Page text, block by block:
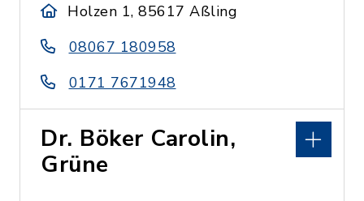
Holzen 1, 85617 Aßling
08067 180958
0171 7671948
Dr. Böker Carolin,
Grüne